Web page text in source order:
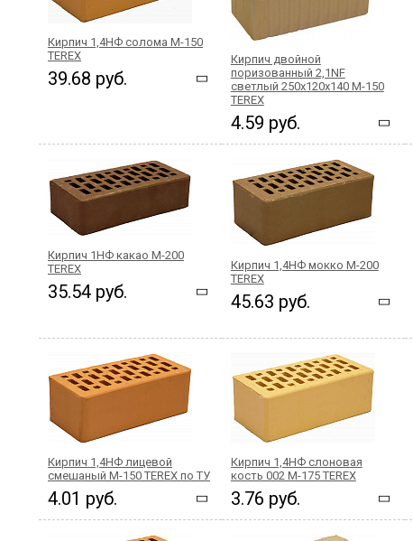
Кирпич 1,4НФ солома М-150
TEREX
39.68 руб.
Кирпич двойной
поризованный 2,1NF
светлый 250x120x140 М-150
ТEREX
4.59 руб.
Кирпич 1НФ какао М-200
TEREX
35.54 руб.
Кирпич 1,4НФ мокко М-200
TEREX
45.63 руб.
Кирпич 1,4НФ лицевой
смешаный М-150 TEREX по ТУ
4.01 руб.
Кирпич 1,4НФ слоновая
кость 002 М-175 TEREX
3.76 руб.